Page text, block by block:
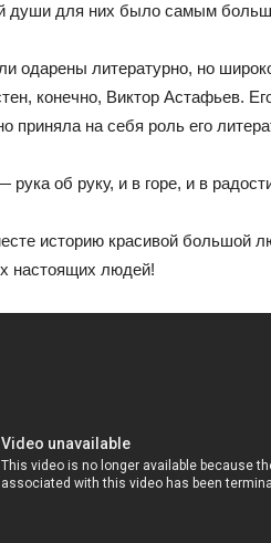
души для них было самым
одарены литературно, но
конечно, Виктор Астафьев.
приняла на себя роль его
рука об руку, и в горе, и в
историю красивой большой
настоящих людей!